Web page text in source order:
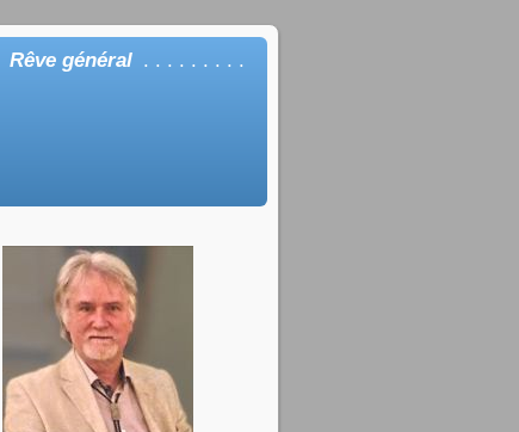
Rêve général . . . . . . . . .